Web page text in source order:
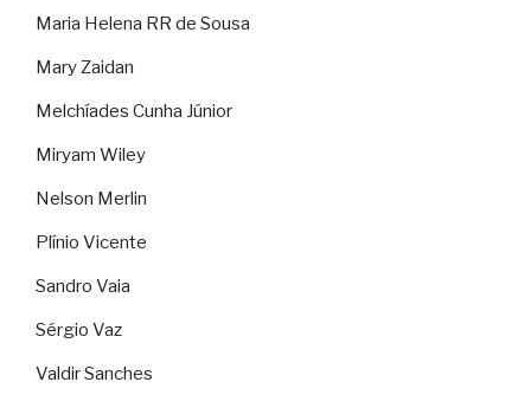
Maria Helena RR de Sousa
Mary Zaidan
Melchíades Cunha Júnior
Miryam Wiley
Nelson Merlin
Plínio Vicente
Sandro Vaia
Sérgio Vaz
Valdir Sanches